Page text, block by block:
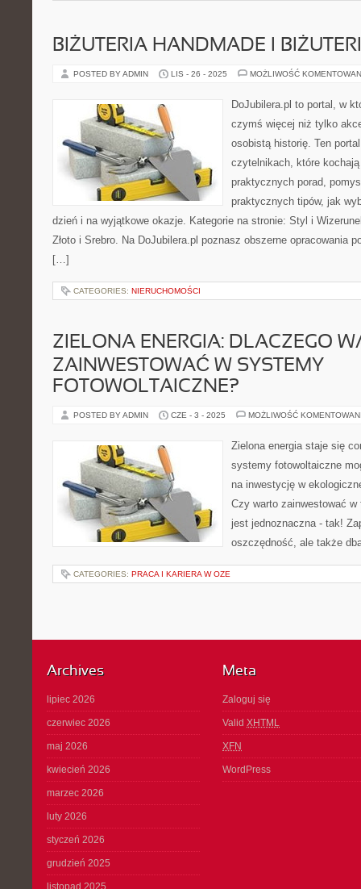
BIŻUTERIA HANDMADE I
POSTED BY ADMIN LIS - 26 - 2025 MOŻLIWOŚĆ
DoJubilera.pl to portal, w
czymś więcej niż tylko
osobistą historię. Ten
czytelnikach, które
praktycznych porad,
praktycznych tipów, jak
dzień i na wyjątkowe okazje. Kategorie na stronie: Styl i
Złoto i Srebro. Na DoJubilera.pl poznasz obszerne opracowania
[…]
CATEGORIES: NIERUCHOMOŚCI
ZIELONA ENERGIA: DLACZEGO
ZAINWESTOWAĆ W SYSTEMY
FOTOWOLTAICZNE?
POSTED BY ADMIN CZE - 3 - 2025 MOŻLIWOŚĆ
Zielona energia staje się
systemy fotowoltaiczne
na inwestycję w
Czy warto zainwestować
jest jednoznaczna - tak!
oszczędność, ale także
CATEGORIES: PRACA I KARIERA W OZE
Archives
lipiec 2026
czerwiec 2026
maj 2026
kwiecień 2026
marzec 2026
luty 2026
styczeń 2026
grudzień 2025
listopad 2025
Meta
Zaloguj się
Valid XHTML
XFN
WordPress